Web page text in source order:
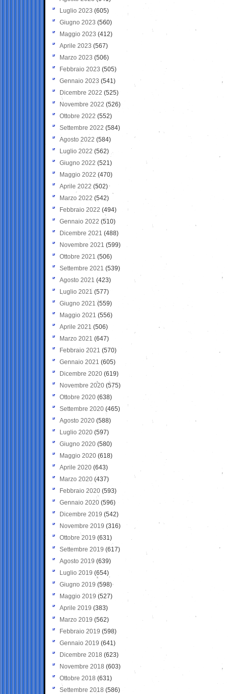
Luglio 2023 (605)
Giugno 2023 (560)
Maggio 2023 (412)
Aprile 2023 (567)
Marzo 2023 (506)
Febbraio 2023 (505)
Gennaio 2023 (541)
Dicembre 2022 (525)
Novembre 2022 (526)
Ottobre 2022 (552)
Settembre 2022 (584)
Agosto 2022 (584)
Luglio 2022 (562)
Giugno 2022 (521)
Maggio 2022 (470)
Aprile 2022 (502)
Marzo 2022 (542)
Febbraio 2022 (494)
Gennaio 2022 (510)
Dicembre 2021 (488)
Novembre 2021 (599)
Ottobre 2021 (506)
Settembre 2021 (539)
Agosto 2021 (423)
Luglio 2021 (577)
Giugno 2021(559)
Maggio 2021 (556)
Aprile 2021 (506)
Marzo 2021 (647)
Febbraio 2021 (570)
Gennaio 2021 (605)
Dicembre 2020 (619)
Novembre 2020 (575)
Ottobre 2020 (638)
Settembre 2020(465)
Agosto 2020 (588)
Luglio 2020 (597)
Giugno 2020 (580)
Maggio 2020 (618)
Aprile 2020 (643)
Marzo 2020 (437)
Febbraio 2020 (593)
Gennaio 2020 (596)
Dicembre 2019 (542)
Novembre 2019 (316)
Ottobre 2019 (631)
Settembre 2019 (617)
Agosto 2019 (639)
Luglio 2019 (654)
Giugno 2019 (598)
Maggio 2019 (527)
Aprile 2019 (383)
Marzo 2019 (562)
Febbraio 2019 (598)
Gennaio 2019 (641)
Dicembre 2018 (623)
Novembre 2018 (603)
Ottobre 2018 (631)
Settembre 2018 (586)